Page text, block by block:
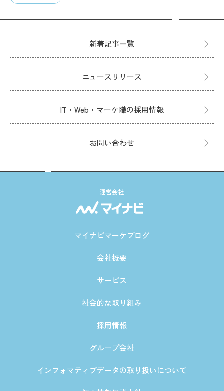
新着記事一覧
ニュースリリース
IT・Web・マーケ職の採用情報
お問い合わせ
運営会社
マイナビマーケブログ
会社概要
サービス
社会的な取り組み
採用情報
グループ会社
インフォマティブデータの取り扱いについて